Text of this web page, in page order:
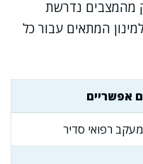
מהמצבים נדרשת
המתאים עבור כל
אפשריים
רפואי סדיר